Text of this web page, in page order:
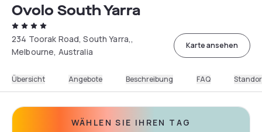
Ovolo South Yarra
234 Toorak Road, South Yarra,,
Melbourne, Australia
Karte ansehen
Übersicht Angebote Beschreibung FAQ
WÄHLEN SIE IHREN TAG